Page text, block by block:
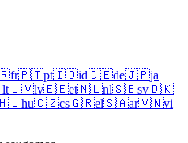
fr🇵🇹pt🇮🇩id🇩🇪de🇯🇵ja
lt🇱🇻lv🇪🇪et🇳🇱nl🇸🇪sv🇩🇰
hu🇨🇿cs🇬🇷el🇸🇦ar🇻🇳vi